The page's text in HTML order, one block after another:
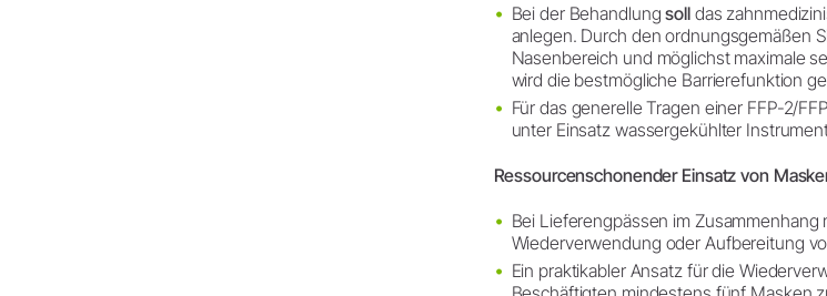
Bei der Behandlungsoll das
anlegen. Durch den ordnungsgemäßen
Nasenbereich und möglichst maximale
wird die bestmögliche Barrierefunktion
Für das generelle Tragen einer FFP-2/
unter Einsatz wassergekühlter
Ressourcenschonender Einsatz von
Bei Lieferengpässen im Zusammenhang
Wiederverwendung oder Aufbereitung
Ein praktikabler Ansatz für die